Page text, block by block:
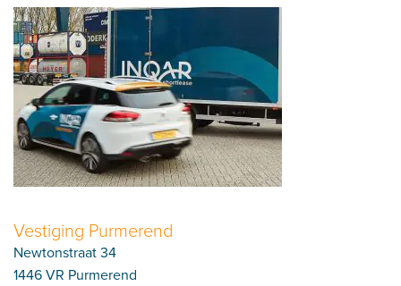
Vestiging Purmerend
Newtonstraat 34
1446 VR Purmerend